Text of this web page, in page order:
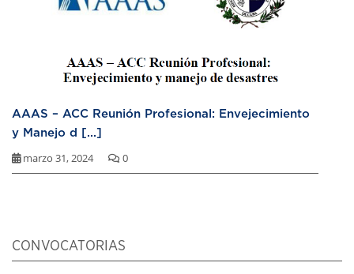
AAAS – ACC Reunión Profesional: Envejecimiento
y Manejo d [...]
marzo 31, 2024 0
CONVOCATORIAS